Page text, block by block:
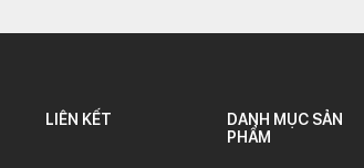
LIÊN KẾT
DANH MỤC SẢN
PHẨM